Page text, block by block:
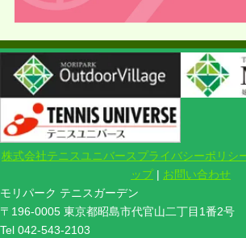
株式会社テニスユニバースプライバシーポリシ
ップ| お問い合わせ
モリパーク テニスガーデン
〒196-0005 東京都昭島市代官山二丁目1番2号
Tel 042-543-2103